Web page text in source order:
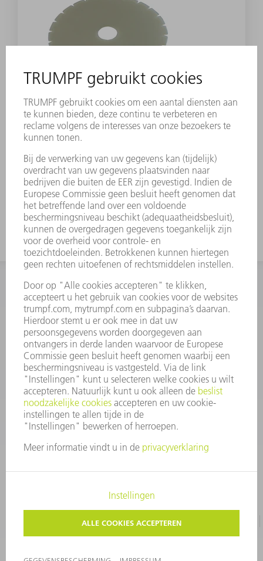
TOEBEHOREN
Kleefpad afstroper
Materiaalnummer:
INFORMATIE
Veel gestelde vragen
Algemene voorwaarden
CONTACT
+31 88 4002 400
Ma. - vr. 8.00 - 17.00 uur
onderdelen.tnl@de.trumpf.com
GEGEVENSBESCHERMING
COPYRIGHT EN LOGO
GEBRUIKSVOORWAARDEN